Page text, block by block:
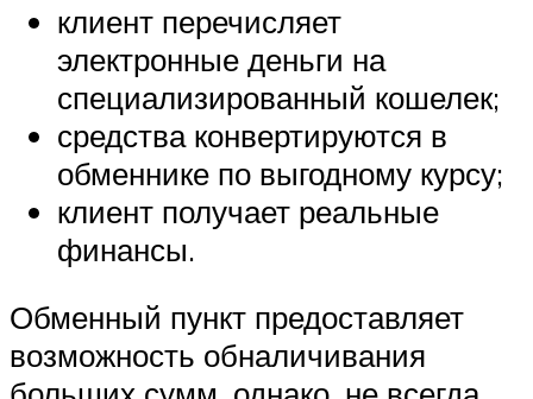
клиент перечисляет
электронные деньги на
специализированный кошелек;
средства конвертируются в
обменнике по выгодному курсу;
клиент получает реальные
финансы.
Обменный пункт предоставляет
возможность обналичивания